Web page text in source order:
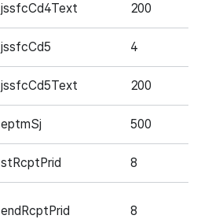
jssfcCd4Text 200
jssfcCd5 4
jssfcCd5Text 200
eptmSj 500
stRcptPrid 8
endRcptPrid 8